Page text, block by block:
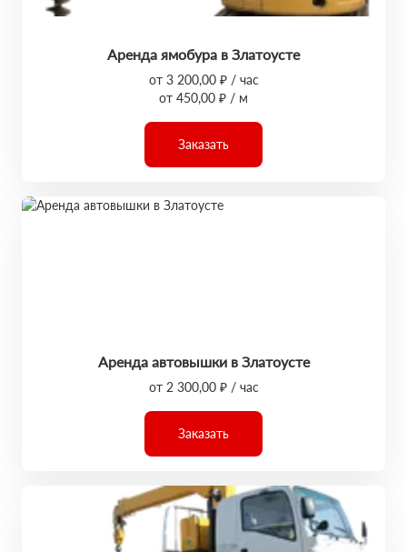
Аренда ямобура в Златоусте
от 3 200,00 ₽ / час
от 450,00 ₽ / м
Заказать
Аренда автовышки в Златоусте
от 2 300,00 ₽ / час
Заказать